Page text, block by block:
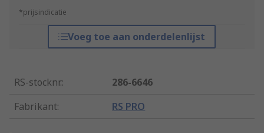
*prijsindicatie
Voeg toe aan onderdelenlijst
RS-stocknr.:
286-6646
Fabrikant: RS PRO